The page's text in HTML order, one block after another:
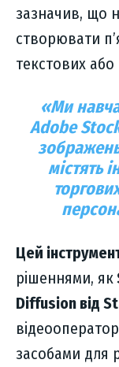
зазначив, що
створювати
текстових або
«Ми
Adobe
містять
Цей
рішеннями, як
Diffusion від
засобами для